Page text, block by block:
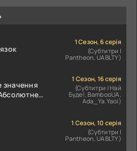
1 Сезон, 6 серія
(Субтитри |
Pantheon, UABLTY)
значення
1 Сезон, 16 серія
(Субтитри | Най
Буде!, BambooUA,
Ada_Ya.Yaoi)
1 Сезон, 10 серія
(Субтитри |
Pantheon, UABLTY)